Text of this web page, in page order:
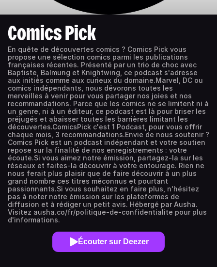
Comics Pick
En quête de découvertes comics ? Comics Pick vous
propose une sélection comics parmi les publications
françaises récentes. Présenté par un trio de choc avec
Baptiste, Balmung et Knightwing, ce podcast s'adresse
aux initiés comme aux curieux du domaine.Marvel, DC ou
comics indépendants, nous dévorons toutes les
merveilles à venir pour vous partager nos joies et nos
recommandations. Parce que les comics ne se limitent ni à
un genre, ni à un éditeur, ce podcast est là pour briser les
préjugés et abaisser toutes les barrières limitant les
découvertes.ComicsPick c'est 1 Podcast, pour vous offrir
chaque mois, 3 recommandations.Envie de nous soutenir ?
Comics Pick est un podcast indépendant et votre soutien
repose sur la finalité de nos enregistrements : votre
écoute.Si vous aimez notre émission, partagez-la sur les
réseaux et faites-la découvrir à votre entourage. Rien ne
nous ferait plus plaisir que de faire découvrir à un plus
grand nombre ces titres méconnus et pourtant
passionnants.Si vous souhaitez en faire plus, n'hésitez
pas à noter notre émission sur les plateformes de
diffusion et à rédiger un petit avis. Hébergé par Ausha.
Visitez ausha.co/fr/politique-de-confidentialite pour plus
d'informations.
Écouter sur Deezer